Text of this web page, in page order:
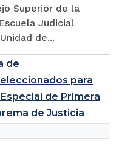
Superior de la
Judicial
de...
de
para
de Primera
de Justicia